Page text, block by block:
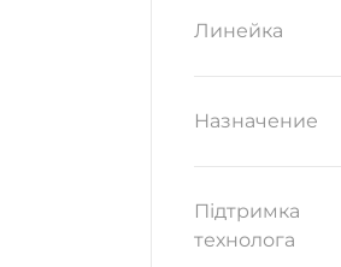
Линейка
Назначение
Підтримка
технолога